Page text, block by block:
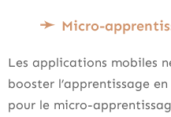
Micro-
Les applications mobiles
booster l’apprentissage
pour le micro-